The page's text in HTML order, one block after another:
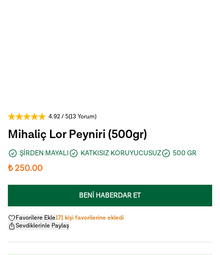
4.92 / 5(13 Yorum)
Mihaliç Lor Peyniri (500gr)
ŞİRDEN MAYALI KATKISIZ KORUYUCUSUZ 500 GR
₺ 250.00
BENİ HABERDAR ET
Favorilere Ekle171 kişi favorilerine ekledi
Sevdiklerinle Paylaş